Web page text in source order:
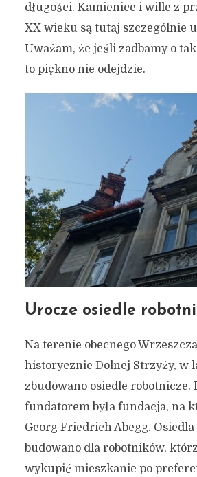
Rowerem przez
– 7
na trasie Chełm
5 min
Autor:Kamil Sulewski
długości. Kamienice i wille z
XX wieku są tutaj szczególnie
Uważam, że jeśli zadbamy o
to piękno nie odejdzie.
Urocze osiedle
Na terenie obecnego
historycznie Dolnej Strzyży, w
zbudowano osiedle
fundatorem była fundacja, na
Georg Friedrich Abegg.
budowano dla robotników,
wykupić mieszkanie po